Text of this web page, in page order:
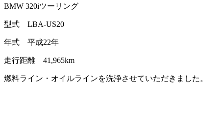
BMW 320iツーリング
型式 LBA-US20
年式 平成22年
走行距離 41,965km
燃料ライン・オイルラインを洗浄させていただきました。